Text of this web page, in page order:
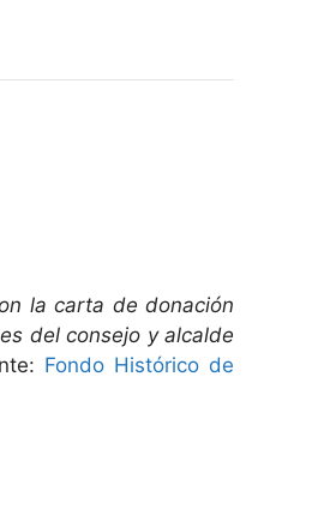
la carta de donación
del consejo y alcalde
Fondo Histórico de